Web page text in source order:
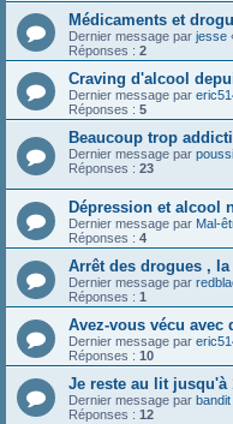
Médicaments et
Dernier message par jesse
Réponses : 2
Craving d'alcool
Dernier message par
Réponses : 5
Beaucoup trop
Dernier message par
Réponses : 23
Dépression et alcool
Dernier message par Mal-
Réponses : 4
Arrêt des drogues ,
Dernier message par
Réponses : 1
Avez-vous vécu
Dernier message par
Réponses : 10
Je reste au lit jusqu'à
Dernier message par bandit
Réponses : 12